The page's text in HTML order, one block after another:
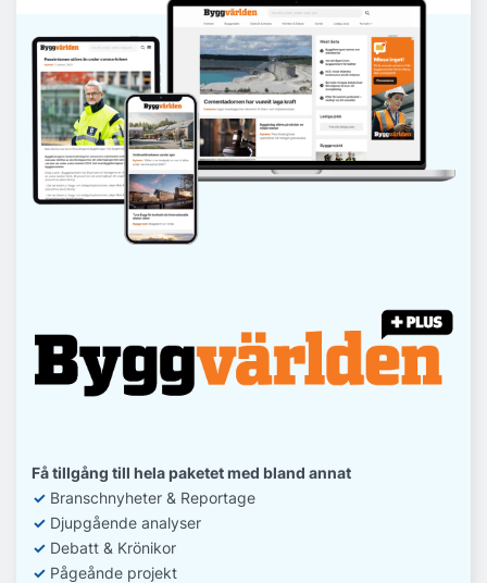
Få tillgång till hela paketet med bland annat
✓ Branschnyheter & Reportage
✓ Djupgående analyser
✓ Debatt & Krönikor
✓ Pågeånde projekt